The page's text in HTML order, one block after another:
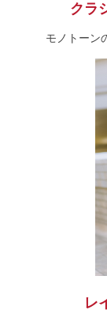
クラ
モノトーン
レ